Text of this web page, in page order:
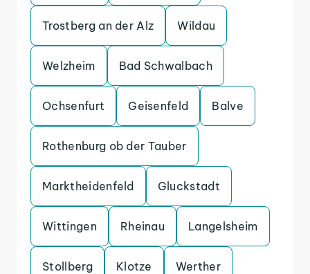
Trostberg an der Alz Wildau
Welzheim Bad Schwalbach
Ochsenfurt Geisenfeld Balve
Rothenburg ob der Tauber
Marktheidenfeld Gluckstadt
Wittingen Rheinau Langelsheim
Stollberg Klotze Werther